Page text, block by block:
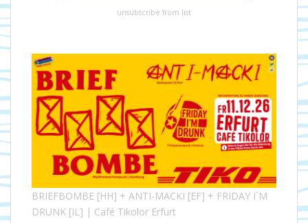
unsubscribe from list
BRIEFBOMBE [HH] + ANTI-MACKI [EF] + FRIDAY I´M
DRUNK [IL] | Café Tikolor Erfurt